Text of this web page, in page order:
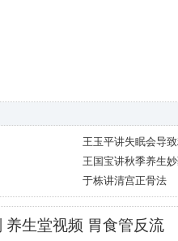
王玉平讲失眠会导
王国宝讲秋季养生
于栋讲清宫正骨法
养生堂视频 胃食管反流